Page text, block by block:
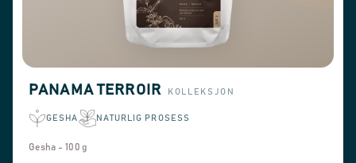
PANAMA TERROIR KOLLEKSJON
GESHA NATURLIG PROSESS
Gesha - 100 g